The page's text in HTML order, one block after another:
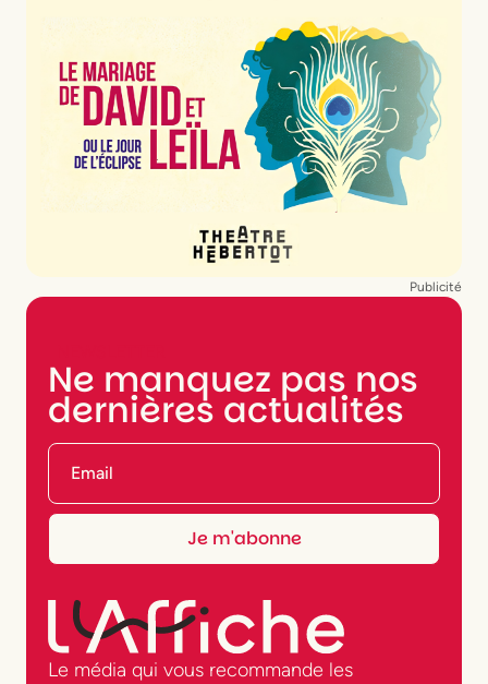
Publicité
Ne manquez pas nos
dernières actualités
Le média qui vous recommande les